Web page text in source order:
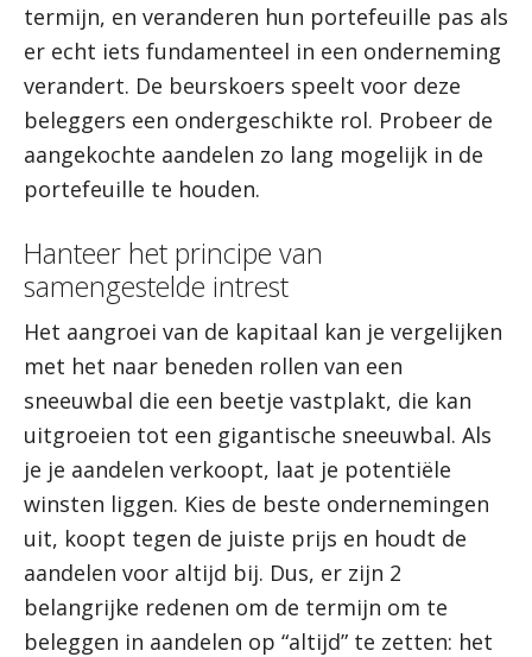
termijn, en veranderen hun portefeuille pas als
er echt iets fundamenteel in een onderneming
verandert. De beurskoers speelt voor deze
beleggers een ondergeschikte rol. Probeer de
aangekochte aandelen zo lang mogelijk in de
portefeuille te houden.
Hanteer het principe van
samengestelde intrest
Het aangroei van de kapitaal kan je vergelijken
met het naar beneden rollen van een
sneeuwbal die een beetje vastplakt, die kan
uitgroeien tot een gigantische sneeuwbal. Als
je je aandelen verkoopt, laat je potentiële
winsten liggen. Kies de beste ondernemingen
uit, koopt tegen de juiste prijs en houdt de
aandelen voor altijd bij. Dus, er zijn 2
belangrijke redenen om de termijn om te
beleggen in aandelen op “altijd” te zetten: het